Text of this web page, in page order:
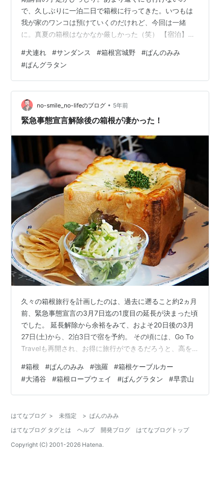
で、久しぶりに一泊二日で箱根に行ってきた。いつもは
我が家のワンコは預けていくのだけれど、今回は一緒
に。真夏の箱根はなかなか厳しかった（笑） 【宿泊】犬
ダンス・リゾート箱根宮城野について 宿泊してよかった
点：サンダンス・リゾート箱根宮城野 食事がとても美味
しくて、ゆったりとした時間を過ごせる 犬連れにとても
配慮してくれている 部屋も広くて、犬連れに優しい 大き
いドッグランで思いっきり走らせられる！ 宿泊して注意
したい点：サンダンス・リゾート箱根宮…
#犬連れ #サンダンス #箱根宮城野 #ぱんのみみ
#ぱんグラタン
no-smile_no-lifeのブログ • 5年前
緊急事態宣言解除後の箱根が凄かった！
久々の箱根旅行を計画したのは、過去に遡ること約2ヵ月
前、緊急事態宣言の3月7日迄の1度目の延長が決まった頃
でした。 延長解除から余裕をみて、およそ20日後の3月
27日(土)から、2泊3日で宿を予約。 その頃には、Go To
Travelも再開され、お得に旅行ができるだろうと、高を
期待したGo To Travelも再開どころではなく、延期も考
えましたが、私的に我慢できず久しぶりの旅行を指折り
数えていた子供たちの手前、仕方なく正規の価格で決
です。 初日最初のイベントは、小田原のこちらであげか
まの手…
#箱根 #ぱんのみみ #強羅 #箱根ケーブルカー
#大涌谷 #箱根ロープウェイ #ぱんグラタン #早雲山
はてなブログ > 未指定 > ぱんのみみ
はてなブログ タグとは
ヘルプ 開発ブログ
はてなブログトップ
Copyright (C) 2001-2026 Hatena.